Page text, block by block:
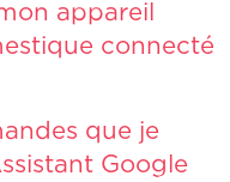
appareil
connecté
que je
Google